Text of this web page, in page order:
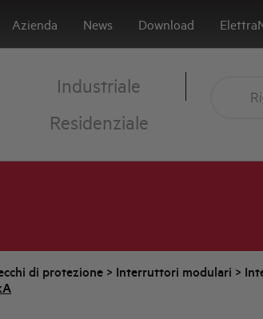
Azienda News Download
Industriale
Residenziale
di protezione > Interruttori modulari >